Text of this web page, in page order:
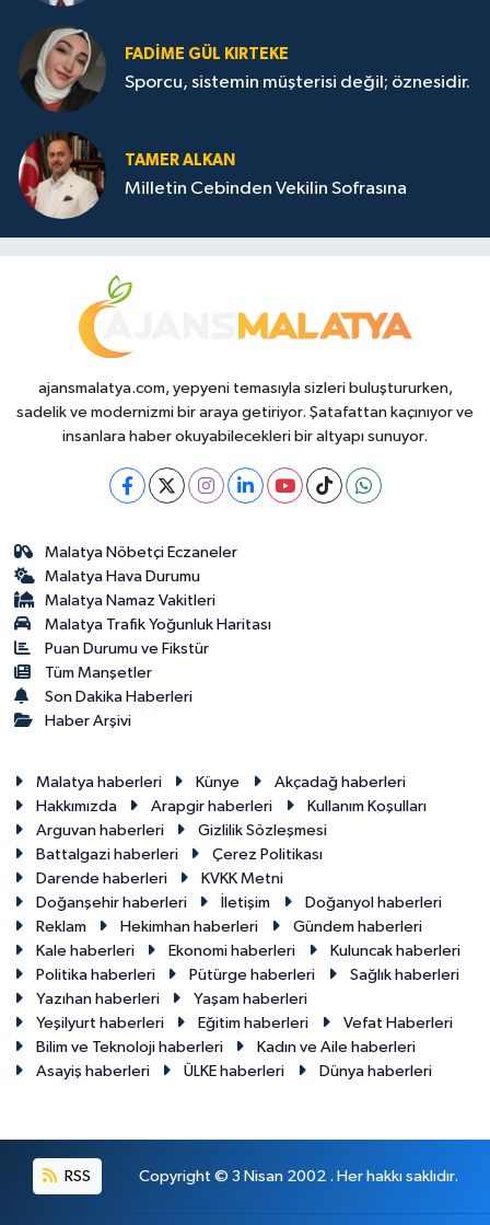
FADIME GÜL KIRTEKE
Sporcu, sistemin müşterisi değil; öznesidir.
TAMER ALKAN
Milletin Cebinden Vekilin Sofrasına
ajansmalatya.com, yepyeni temasıyla sizleri buluştururken,
sadelik ve modernizmi bir araya getiriyor. Şatafattan kaçınıyor ve
insanlara haber okuyabilecekleri bir altyapı sunuyor.
Malatya Nöbetçi Eczaneler
Malatya Hava Durumu
Malatya Namaz Vakitleri
Malatya Trafik Yoğunluk Haritası
Puan Durumu ve Fikstür
Tüm Manşetler
Son Dakika Haberleri
Haber Arşivi
Malatya haberleri Künye
Akçadağ haberleri
Hakkımızda
Arapgir haberleri
Kullanım Koşulları
Arguvan haberleri
Gizlilik Sözleşmesi
Battalgazi haberleri
Çerez Politikası
Darende haberleri
KVKK Metni
Doğanşehir haberleri
İletişim
Doğanyol haberleri
Reklam
Hekimhan haberleri
Gündem haberleri
Kale haberleri
Ekonomi haberleri
Kuluncak haberleri
Politika haberleri
Pütürge haberleri
Sağlık haberleri
Yazıhan haberleri
Yaşam haberleri
Yeşilyurt haberleri
Eğitim haberleri
Vefat Haberleri
Bilim ve Teknoloji haberleri
Kadın ve Aile haberleri
Asayiş haberleri
ÜLKE haberleri Dünya haberleri
RSS Copyright © 3 Nisan 2002 . Her hakkı saklıdır.